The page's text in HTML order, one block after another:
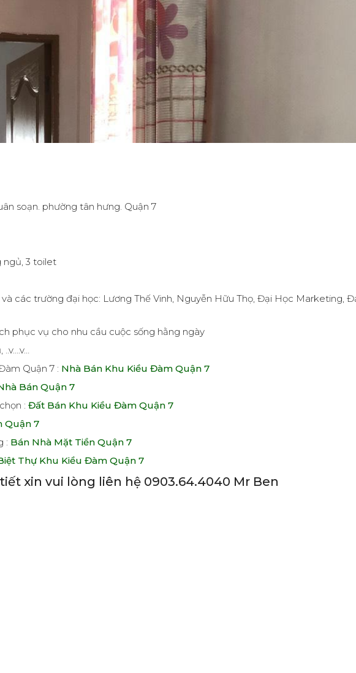
soạn. phường tân hưng. Quận 7
ngủ, 3 toilet
và các trường đại học: Lương Thế Vinh, Nguyễn Hữu Thọ, Đại Học Marketing,
phục vụ cho nhu cầu cuộc sống hằng ngày
Quận 7 : Nhà Bán Khu Kiều Đàm Quận 7
Bán Quận 7
:Đất Bán Khu Kiều Đàm Quận 7
Quận 7
: Bán Nhà Mặt Tiền Quận 7
Thự Khu Kiều Đàm Quận 7
xin vui lòng liên hệ 0903.64.4040 Mr Ben